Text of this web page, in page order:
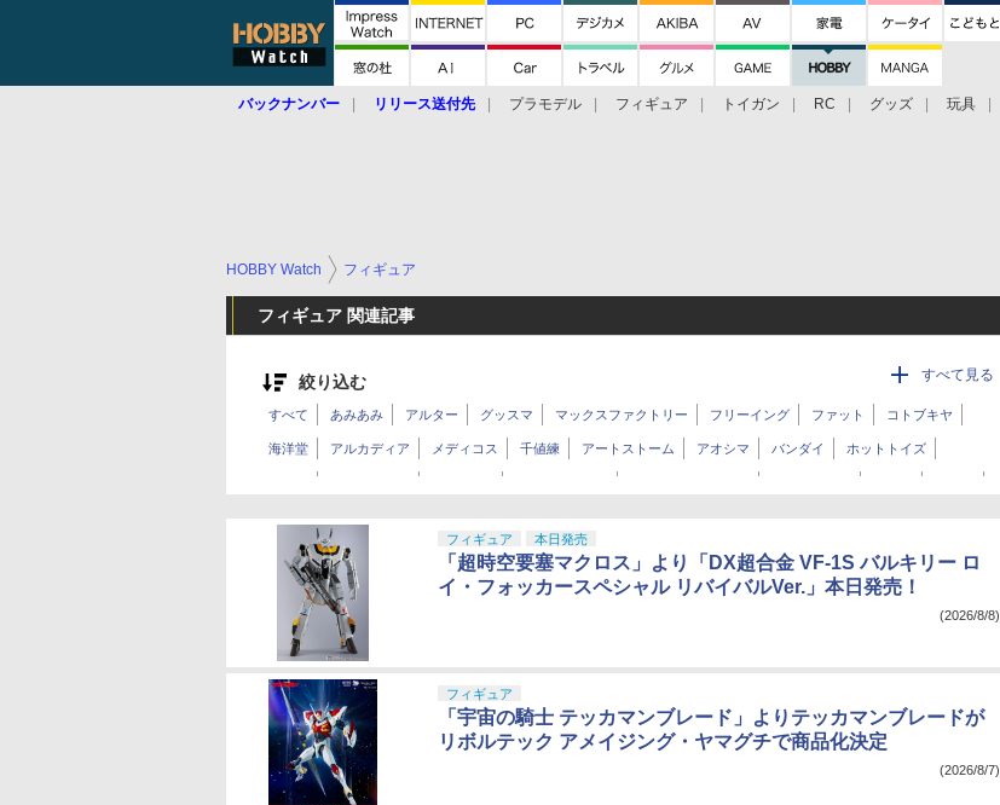
バックナンバー リリース送付先 プラモデル フィギュア トイガン RC グッズ 玩具
HOBBY Watch フィギュア
フィギュア 関連記事
絞り込む すべて見る
すべて あみあみ アルター グッスマ マックスファクトリー フリーイング ファット コトブキヤ
海洋堂 アルカディア メディコス 千値練 アートストーム アオシマ バンダイ ホットトイズ
KADOKAWA フリュー スクウェア・エニックス Wonderful Works ホビージャパン
キューズQ ウイング BeBOX AniGift
フィギュア 本日発売
「超時空要塞マクロス」より「DX超合金 VF-1S バルキリー ロ
イ・フォッカースペシャル リバイバルVer.」本日発売！
(2026/8/8)
フィギュア
「宇宙の騎士 テッカマンブレード」よりテッカマンブレードが
リボルテック アメイジング・ヤマグチで商品化決定
(2026/8/7)